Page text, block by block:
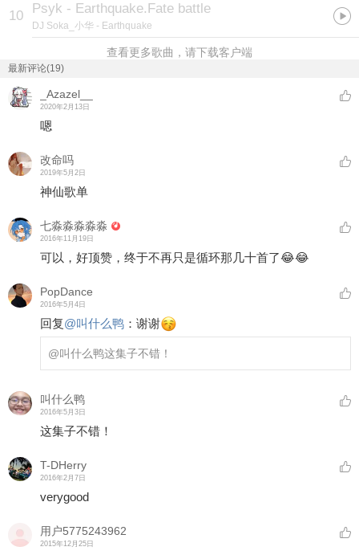
10 Psyk - Earthquake.Fate battle
DJ Soka_小华 - Earthquake
查看更多歌曲，请下载客户端
最新评论(19)
_Azazel__
2020年2月13日
嗯
改命吗
2019年5月2日
神仙歌单
七淼淼淼淼淼
2016年11月19日
可以，好顶赞，终于不再只是循环那几十首了😂😂
PopDance
2016年5月4日
回复@叫什么鸭 ： 谢谢
@叫什么鸭这集子不错！
叫什么鸭
2016年5月3日
这集子不错！
T-DHerry
2016年2月7日
verygood
用户5775243962
2015年12月25日